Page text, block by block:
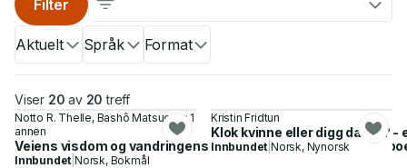
Aktuelt Språk Format
Filter
Viser 20 av 20 treff
Notto R. Thelle, Bashô Matsuo og 1
annen
Veiens visdom og vandringens poesi - fire japanske
Innbundet |Norsk, Bokmål
Kristin Fridtun
Klok kvinne eller digg dame?
Innbundet |Norsk, Nynorsk